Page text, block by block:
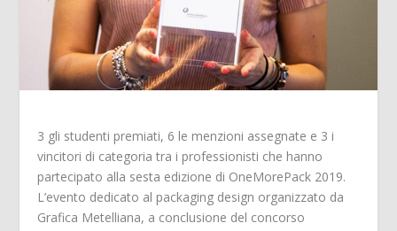
3 gli studenti premiati, 6 le menzioni assegnate e 3 i
vincitori di categoria tra i professionisti che hanno
partecipato alla sesta edizione di OneMorePack 2019.
L’evento dedicato al packaging design organizzato da
Grafica Metelliana, a conclusione del concorso